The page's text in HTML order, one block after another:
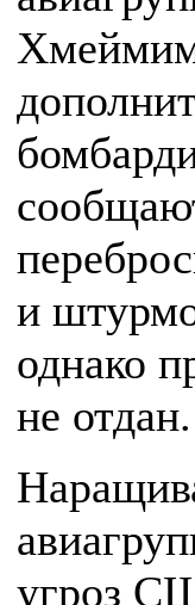
Хмеймим
и
однако
не отдан.
угроз